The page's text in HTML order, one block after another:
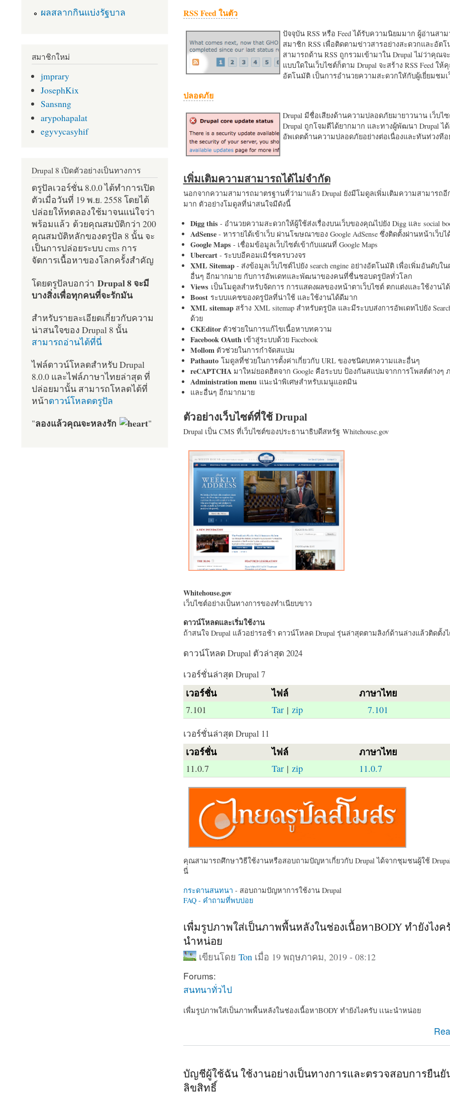
RSS Feed ในตัว
ปัจจุบัน RSS หรือ Feed ได้รับความนิยมมาก ผู้อ่านสา
สมาชิก RSS เพื่อติดตามข่าวสารอย่างสะดวกและอัต
สามารถด้าน RSS ถูกรวมเข้ามาใน Drupal ไม่ว่าคุณจ
แบบใดในเว็บไซต์ก็ตาม Drupal จะสร้าง RSS Feed ให้
อัตโนมัติ เป็นการอำนวยความสะดวกใหักับผู้เยี่ยมชม
ปลอดภัย
Drupal มีชื่อเสียงด้านความปลอดภัยมายาวนาน เว็บไ
Drupal ถูกโจมตีได้ยากมาก และทางผู้พัฒนา Drupal ไ
อัพเดตด้านความปลอดภัยอย่างต่อเนื่องและทันท่วงทีอ
เพิ่มเติมความสามารถได้ไม่จำกัด
นอกจากความสามารถมาตรฐานที่ว่ามาแล้ว Drupal ยังมีโมดูลเพิ่มเติมความสามารถอี
มาก ตัวอย่างโมดูลที่น่าสนใจมีดังนี้
Digg this- อำนวยความสะดวกให้ผู้ใช้ส่งเรื่องบนเว็บของคุณไปยัง Digg และ social
AdSense- หารายได้เข้าเว็บ ผ่านโฆษณาของ Google AdSense ซึ่งติดตั้งผ่านหน้าเว็บไ
Google Maps- เชื่อมข้อมูลเว็บไซต์เข้ากับแผนที่ Google Maps
Ubercart- ระบบอีคอมเมิร์ซครบวงจร
XML Sitemap- ส่งข้อมูลเว็บไซต์ไปยัง search engine อย่างอัตโนมัติ เพื่อเพิ่มอันดับใ
อื่นๆ อีกมากมาย กับการอัพเดทและพัฒนาของคนที่ชื่นชอบดรูปัลทั่วโลก
Views เป็นโมดูลสำหรับจัดการ การแสดงผลของหน้าตาเว็บไซต์ ตกแต่งและใช้งานไ
Boost ระบบแคชของดรูปัลที่น่าใช้ และใช้งานได้ดีมาก
XML sitemapสร้าง XML sitemap สำหรับดรูปัล และมีระบบส่งการอัพเดทไปยัง
ด้วย
CKEditorตัวช่วยในการแก้ไขเนื้อหาบทความ
Facebook OAuth เข้าสู่ระบบด้วย Facebook
Mollom ตัวช่วยในการกำจัดสแปม
Pathautoโมดูลที่ช่วยในการตั้งค่าเกี่ยวกับ URL ของชนิดบทความและอื่นๆ
reCAPTCHA มาใหม่ยอดฮิตจาก Google คือระบบ ป้องกันสแปมจากการโพสต์ต่างๆ
Administration menu แนะนำพิเศษสำหรับเมนูแอดมิน
และอื่นๆ อีกมากมาย
ตัวอย่างเว็บไซต์ที่ใช้ Drupal
Drupal เป็น CMS ที่เว็บไซต์ของประธานาธิบดีสหรัฐ Whitehouse.gov
Whitehouse.gov
เว็บไซต์อย่างเป็นทางการของทำเนียบขาว
ดาวน์โหลดและเริ่มใช้งาน
ถ้าสนใจ Drupal แล้วอย่ารอช้า ดาวน์โหลด Drupal รุ่นล่าสุดตามลิงก์ด้านล่างแล้วติดตั้ง
ดาวน์โหลด Drupal ตัวล่าสุด 2024
เวอร์ชั่นล่าสุด Drupal 7
เวอร์ชั่น ไฟล์ ภาษาไทย
7.101 Tar| zip 7.101
เวอร์ชั่นล่าสุด Drupal 11
เวอร์ชั่น ไฟล์ ภาษาไทย
11.0.7 Tar| zip 11.0.7
คุณสามารถศึกษาวิธีใช้งานหรือสอบถามปัญหาเกี่ยวกับ Drupal ได้จากชุมชนผู้ใช้
นี่
กระดานสนทนา - สอบถามปัญหาการใช้งาน Drupal
FAQ - คำถามที่พบบ่อย
เพื่มรูปภาพใส่เป็นภาพพื้นหลังในช่องเนื้อหาBODY ทำยังไงค
นำหน่อย
เขียนโดยTon เมื่อ 19 พฤษภาคม, 2019 - 08:12
Forums:
สนทนาทั่วไป
เพื่มรูปภาพใส่เป็นภาพพื้นหลังในช่องเนื้อหาBODY ทำยังไงครับ เเนะนำหน่อย
about เพื่มรูปภาพใส่เป็นภาพพื้นหลังในช่องเนื้อหาBODY ทำยังไงครับ เเ
บัญชีผู้ใช้ฉัน ใช้งานอย่างเป็นทางการและตรวจสอบการยืนยั
ลิขสิทธิ์
ผลสลากกินแบ่งรัฐบาล
สมาชิกใหม่
jmprary
JosephKix
Sansnng
arypohapalat
egyvycasyhif
Drupal 8 เปิดตัวอย่างเป็นทางการ
ดรูปัลเวอร์ชั่น 8.0.0 ได้ทำการเปิด
ตัวเมื่อวันที่ 19 พ.ย. 2558 โดยได้
ปล่อยให้ทดลองใช้มาจนแน่ใจว่า
พร้อมแล้ว ด้วยคุณสมบัติกว่า 200
คุณสมบัติหลักของดรูปัล 8 นั้น จะ
เป็นการปล่อยระบบ cms การ
จัดการเนื้อหาของโลกครั้งสำคัญ
โดยดรูปัลบอกว่า Drupal 8 จะมี
บางสิ่งเพื่อทุกคนที่จะรักมัน
สำหรับรายละเอียดเกี่ยวกับความ
น่าสนใจของ Drupal 8 นั้น
สามารถอ่านได้ที่นี่
ไฟล์ดาวน์โหลดสำหรับ Drupal
8.0.0 และไฟล์ภาษาไทยล่าสุด ที่
ปล่อยมานั้น สามารถโหลดได้ที่
หน้าดาวน์โหลดดรูปัล
"ลองแล้วคุณจะหลงรัก "